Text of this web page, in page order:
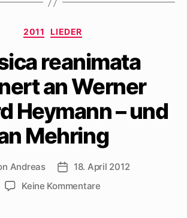
Kategorien
2011 LIEDER
reanimata
an Werner
Heymann – und
Mehring
Andreas Beitragsdatum
18. April 2012
Keine Kommentarezu